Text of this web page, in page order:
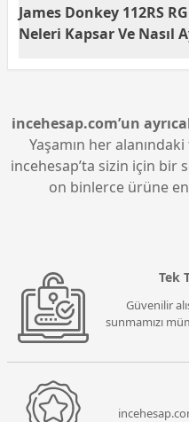
tuşu dahil ayağa özel
profili bulunmaz sade
James Donkey 112RS
Neleri Kapsar Ve Nasıl
James Donkey 112RS
geçiş yapılabilir hoş
incehesap.com’un
Yaşamın her
incehesap’ta sizin için bir
on binlerce ürüne
Tek
Güvenilir
sunmamızı